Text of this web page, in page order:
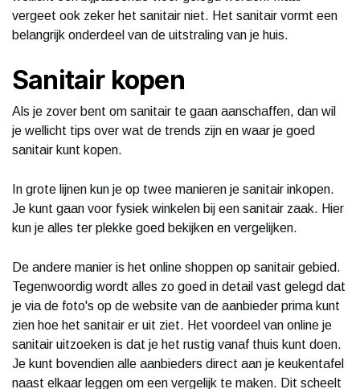
vergeet ook zeker het sanitair niet. Het sanitair vormt een
belangrijk onderdeel van de uitstraling van je huis.
Sanitair kopen
Als je zover bent om sanitair te gaan aanschaffen, dan wil
je wellicht tips over wat de trends zijn en waar je goed
sanitair kunt kopen.
In grote lijnen kun je op twee manieren je sanitair inkopen.
Je kunt gaan voor fysiek winkelen bij een sanitair zaak. Hier
kun je alles ter plekke goed bekijken en vergelijken.
De andere manier is het online shoppen op sanitair gebied.
Tegenwoordig wordt alles zo goed in detail vast gelegd dat
je via de foto's op de website van de aanbieder prima kunt
zien hoe het sanitair er uit ziet. Het voordeel van online je
sanitair uitzoeken is dat je het rustig vanaf thuis kunt doen.
Je kunt bovendien alle aanbieders direct aan je keukentafel
naast elkaar leggen om een vergelijk te maken. Dit scheelt